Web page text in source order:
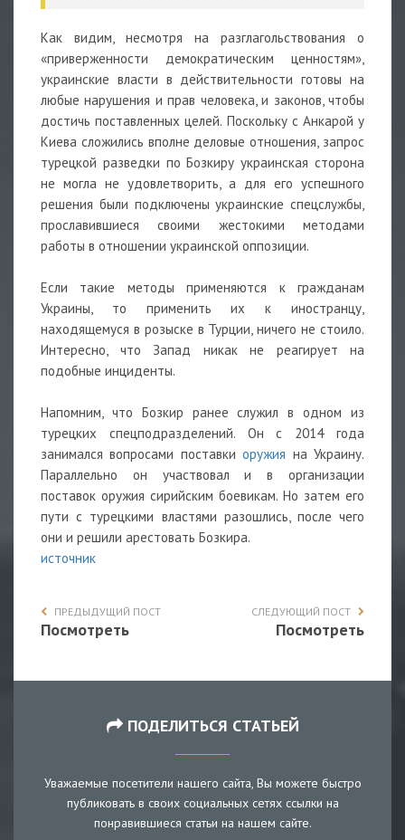
Как видим, несмотря на разглагольствования о
«приверженности демократическим ценностям»,
украинские власти в действительности готовы на
любые нарушения и прав человека, и законов, чтобы
достичь поставленных целей. Поскольку с Анкарой у
Киева сложились вполне деловые отношения, запрос
турецкой разведки по Бозкиру украинская сторона
не могла не удовлетворить, а для его успешного
решения были подключены украинские спецслужбы,
прославившиеся своими жестокими методами
работы в отношении украинской оппозиции.
Если такие методы применяются к гражданам
Украины, то применить их к иностранцу,
находящемуся в розыске в Турции, ничего не стоило.
Интересно, что Запад никак не реагирует на
подобные инциденты.
Напомним, что Бозкир ранее служил в одном из
турецких спецподразделений. Он с 2014 года
занимался вопросами поставкиоружия на Украину.
Параллельно он участвовал и в организации
поставок оружия сирийским боевикам. Но затем его
пути с турецкими властями разошлись, после чего
они и решили арестовать Бозкира.
источник
ПРЕДЫДУЩИЙ ПОСТ
Посмотреть
СЛЕДУЮЩИЙ ПОСТ
Посмотреть
ПОДЕЛИТЬСЯ СТАТЬЕЙ
Уважаемые посетители нашего сайта, Вы можете быстро
публиковать в своих социальных сетях ссылки на
понравившиеся статьи на нашем сайте.